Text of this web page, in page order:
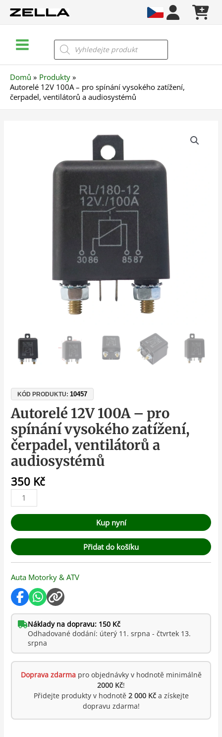
Menu
Products
search
Domů
Produkty
Autorelé 12V 100A – pro spínání vysokého zatížení,
čerpadel, ventilátorů a audiosystémů
KÓD PRODUKTU:10457
Autorelé 12V 100A – pro
spínání vysokého zatížení,
čerpadel, ventilátorů a
audiosystémů
350 Kč
Kup nyní
Přidat do košíku
Auta Motorky & ATV
Náklady na dopravu: 150 Kč
Odhadované dodání: úterý 11. srpna - čtvrtek 13.
srpna
Doprava zdarmapro objednávky v hodnotě minimálně
2000 Kč!
Přidejte produkty v hodnotě 2 000 Kča získejte
dopravu zdarma!